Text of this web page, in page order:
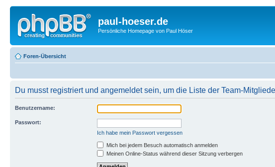
paul-hoeser.de
Persönliche Homepage von Paul Höser
Foren-Übersicht
Du musst registriert und angemeldet sein, um die Liste der Team-
Benutzername:
Passwort:
Ich habe mein Passwort vergessen
Mich bei jedem Besuch automatisch anmelden
Meinen Online-Status während dieser Sitzung verbergen